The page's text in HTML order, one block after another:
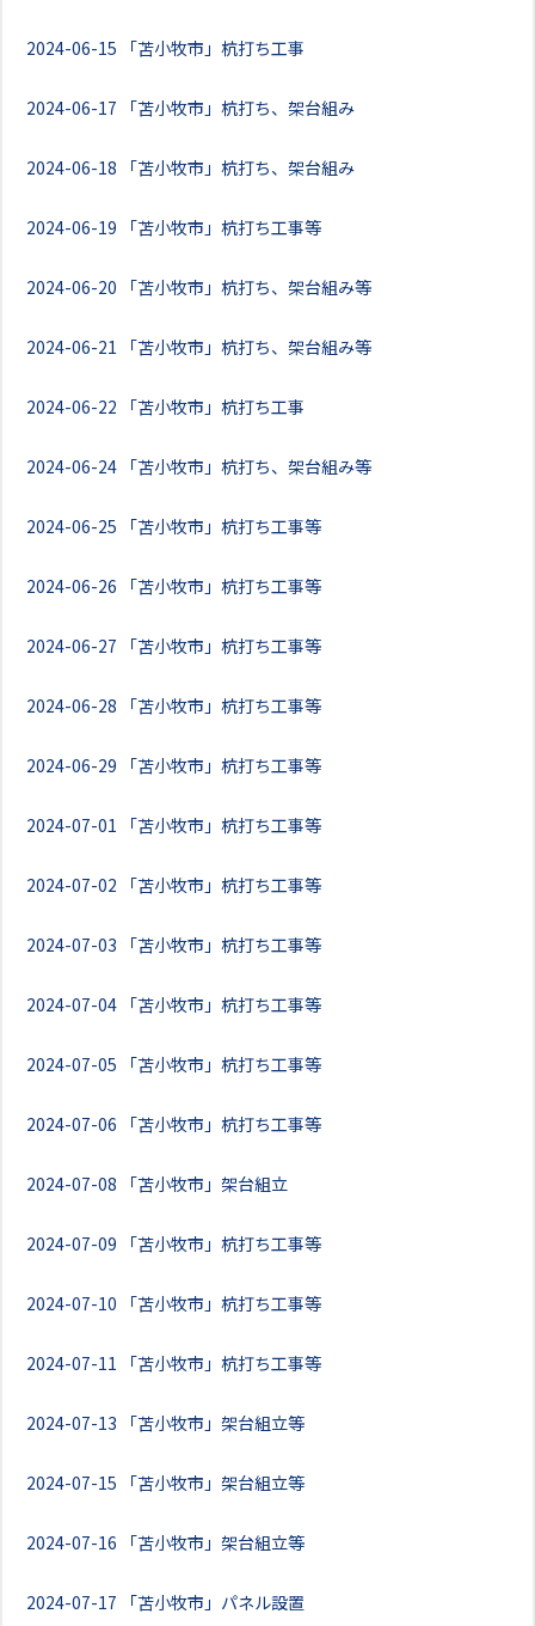
2024-06-15 「苫小牧市」杭打ち工事
2024-06-17 「苫小牧市」杭打ち、架台組み
2024-06-18 「苫小牧市」杭打ち、架台組み
2024-06-19 「苫小牧市」杭打ち工事等
2024-06-20 「苫小牧市」杭打ち、架台組み等
2024-06-21 「苫小牧市」杭打ち、架台組み等
2024-06-22 「苫小牧市」杭打ち工事
2024-06-24 「苫小牧市」杭打ち、架台組み等
2024-06-25 「苫小牧市」杭打ち工事等
2024-06-26 「苫小牧市」杭打ち工事等
2024-06-27 「苫小牧市」杭打ち工事等
2024-06-28 「苫小牧市」杭打ち工事等
2024-06-29 「苫小牧市」杭打ち工事等
2024-07-01 「苫小牧市」杭打ち工事等
2024-07-02 「苫小牧市」杭打ち工事等
2024-07-03 「苫小牧市」杭打ち工事等
2024-07-04 「苫小牧市」杭打ち工事等
2024-07-05 「苫小牧市」杭打ち工事等
2024-07-06 「苫小牧市」杭打ち工事等
2024-07-08 「苫小牧市」架台組立
2024-07-09 「苫小牧市」杭打ち工事等
2024-07-10 「苫小牧市」杭打ち工事等
2024-07-11 「苫小牧市」杭打ち工事等
2024-07-13 「苫小牧市」架台組立等
2024-07-15 「苫小牧市」架台組立等
2024-07-16 「苫小牧市」架台組立等
2024-07-17 「苫小牧市」パネル設置